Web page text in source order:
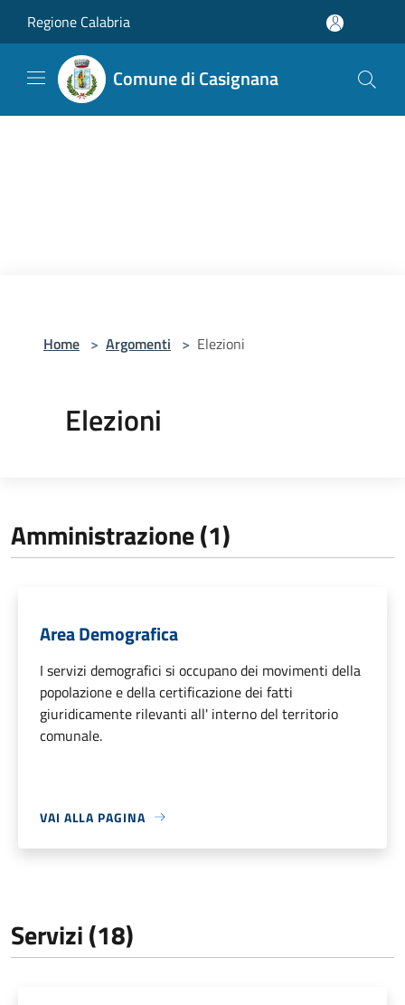
Regione Calabria
Comune di Casignana
Home > Argomenti > Elezioni
Elezioni
Amministrazione (1)
Area Demografica
I servizi demografici si occupano dei movimenti della
popolazione e della certificazione dei fatti
giuridicamente rilevanti all' interno del territorio
comunale.
VAI ALLA PAGINA
Servizi (18)